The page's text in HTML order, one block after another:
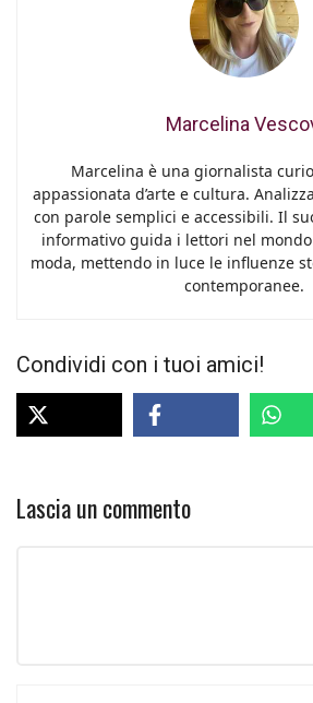
Marcelina
Marcelina è una giornalista
appassionata d’arte e cultura.
con parole semplici e accessibili. Il
informativo guida i lettori nel
moda, mettendo in luce le influenze
contemporanee.
Condividi con i tuoi amici!
Lascia un commento